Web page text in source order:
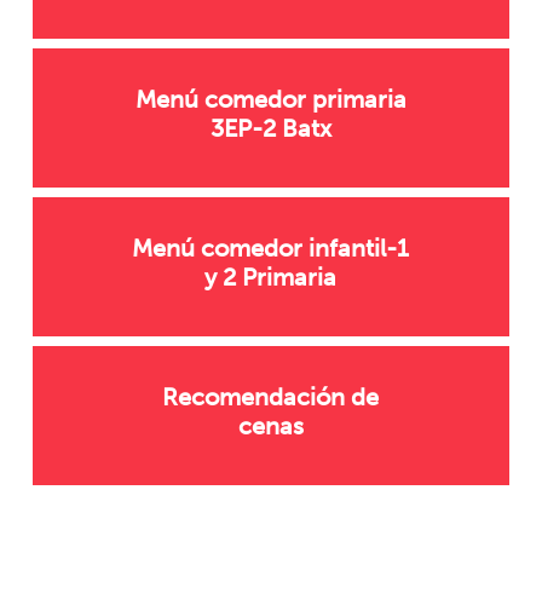
Menú comedor primaria
3EP-2 Batx
Menú comedor infantil-1
y 2 Primaria
Recomendación de
cenas